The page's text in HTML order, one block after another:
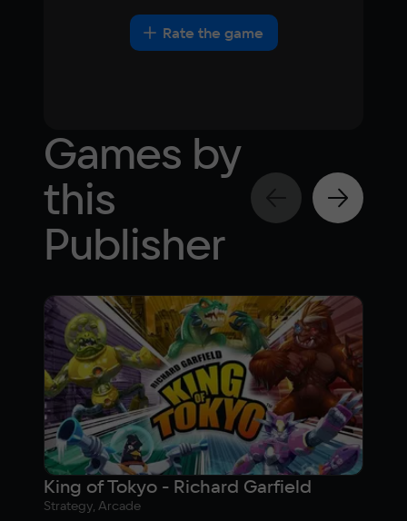
Rate the game
Games by
this
Publisher
King of Tokyo - Richard Garfield
Strategy, Arcade